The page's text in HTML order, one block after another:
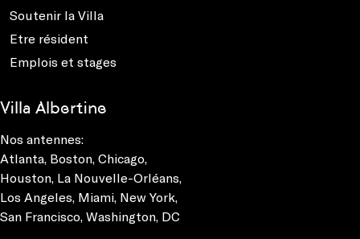
Soutenir la Villa
Etre résident
Emplois et stages
Villa Albertine
Nos antennes:
Atlanta, Boston, Chicago,
Houston, La Nouvelle-Orléans,
Los Angeles, Miami, New York,
San Francisco, Washington, DC